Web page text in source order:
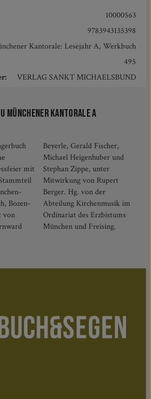
10000563
9783943135398
Kantorale: Lesejahr A, Werkbuch
495
VERLAG SANKT MICHAELSBUND
Münchener Kantorale A
mit
Bozen-
von
unter
Rupert
der
im
München und Freising.